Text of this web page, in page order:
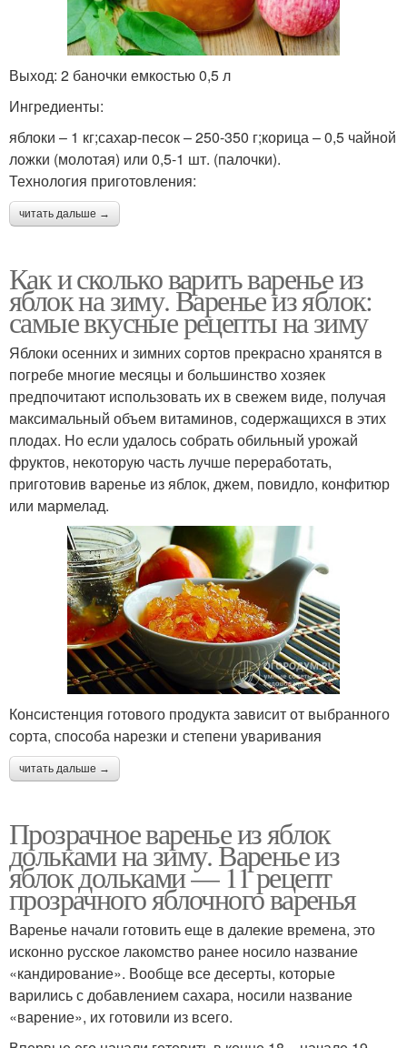
Выход: 2 баночки емкостью 0,5 л
Ингредиенты:
яблоки – 1 кг;сахар-песок – 250-350 г;корица – 0,5 чайной
ложки (молотая) или 0,5-1 шт. (палочки).
Технология приготовления:
читать дальше →
Как и сколько варить варенье из
яблок на зиму. Варенье из яблок:
самые вкусные рецепты на зиму
Яблоки осенних и зимних сортов прекрасно хранятся в
погребе многие месяцы и большинство хозяек
предпочитают использовать их в свежем виде, получая
максимальный объем витаминов, содержащихся в этих
плодах. Но если удалось собрать обильный урожай
фруктов, некоторую часть лучше переработать,
приготовив варенье из яблок, джем, повидло, конфитюр
или мармелад.
Консистенция готового продукта зависит от выбранного
сорта, способа нарезки и степени уваривания
читать дальше →
Прозрачное варенье из яблок
дольками на зиму. Варенье из
яблок дольками — 11 рецепт
прозрачного яблочного варенья
Варенье начали готовить еще в далекие времена, это
исконно русское лакомство ранее носило название
«кандирование». Вообще все десерты, которые
варились с добавлением сахара, носили название
«варение», их готовили из всего.